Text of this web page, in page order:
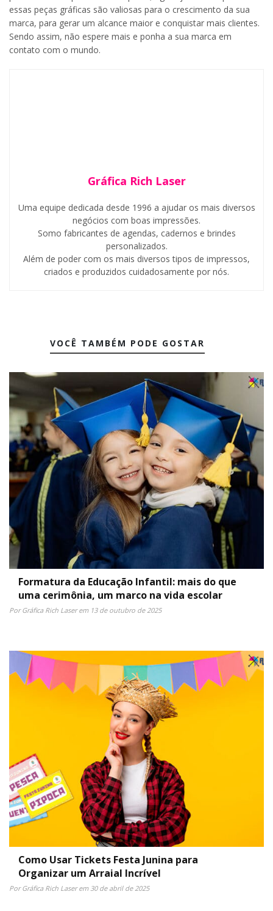
essas peças gráficas são valiosas para o crescimento da sua
marca, para gerar um alcance maior e conquistar mais clientes.
Sendo assim, não espere mais e ponha a sua marca em
contato com o mundo.
Gráfica Rich Laser
Uma equipe dedicada desde 1996 a ajudar os mais diversos
negócios com boas impressões.
Somo fabricantes de agendas, cadernos e brindes
personalizados.
Além de poder com os mais diversos tipos de impressos,
criados e produzidos cuidadosamente por nós.
VOCÊ TAMBÉM PODE GOSTAR
Formatura da Educação Infantil: mais do que
uma cerimônia, um marco na vida escolar
Por Gráfica Rich Laser em 13 de outubro de 2025
Como Usar Tickets Festa Junina para
Organizar um Arraial Incrível
Por Gráfica Rich Laser em 30 de abril de 2025